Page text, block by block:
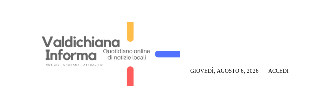
GIOVEDÌ, AGOSTO 6, 2026 ACCEDI